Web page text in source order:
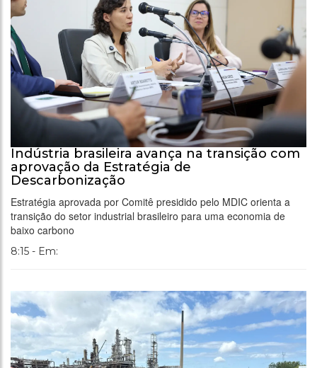
Indústria brasileira avança na transição com
aprovação da Estratégia de
Descarbonização
Estratégia aprovada por Comitê presidido pelo MDIC orienta a
transição do setor industrial brasileiro para uma economia de
baixo carbono
8:15 - Em: